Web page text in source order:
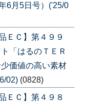
6月5日号）('25/0
ＥＣ】第４９９
「はるのＴＥＲ
価値の高い素材
02) (0828)
ＥＣ】第４９８